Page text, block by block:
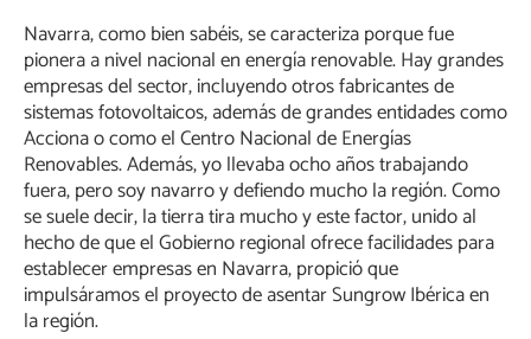
Navarra, como bien sabéis, se caracteriza porque fue
pionera a nivel nacional en energía renovable. Hay grandes
empresas del sector, incluyendo otros fabricantes de
sistemas fotovoltaicos, además de grandes entidades como
Acciona o como el Centro Nacional de Energías
Renovables. Además, yo llevaba ocho años trabajando
fuera, pero soy navarro y defiendo mucho la región. Como
se suele decir, la tierra tira mucho y este factor, unido al
hecho de que el Gobierno regional ofrece facilidades para
establecer empresas en Navarra, propició que
impulsáramos el proyecto de asentar Sungrow Ibérica en
la región.